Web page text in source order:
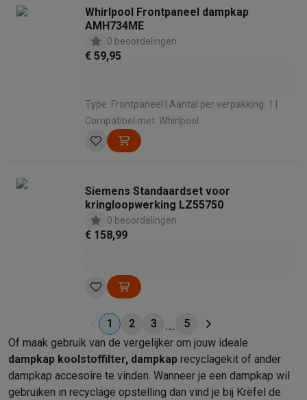
Whirlpool Frontpaneel dampkap
AMH734ME
0 beoordelingen
€ 59,95
Type: Frontpaneel | Aantal per verpakking: 1 |
Compatibel met: Whirlpool
Siemens Standaardset voor
kringloopwerking LZ55750
0 beoordelingen
€ 158,99
1 2 3
5
Of maak gebruik van de vergelijker om jouw ideale
dampkap koolstoffilter, dampkap recyclagekit of ander
dampkap accesoire te vinden. Wanneer je een dampkap wil
gebruiken in recyclage opstelling dan vind je bij Krëfel de